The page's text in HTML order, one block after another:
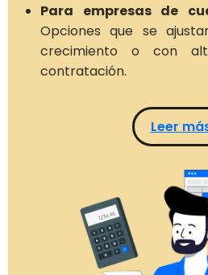
Para empresas de
Opciones que se
crecimiento o con
contratación.
Leer